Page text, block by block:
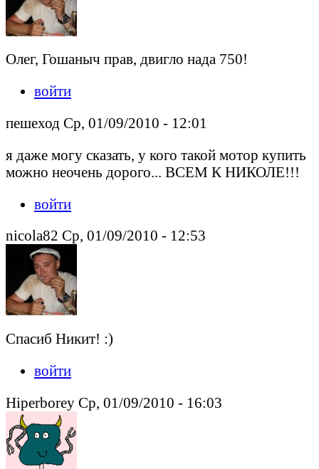
Олег, Гошаныч прав, двигло нада 750!
войти
пешеход Ср, 01/09/2010 - 12:01
я даже могу сказать, у кого такой мотор купить
можно неочень дорого... ВСЕМ К НИКОЛЕ!!!
войти
nicola82 Ср, 01/09/2010 - 12:53
Спасиб Никит! :)
войти
Hiperborey Ср, 01/09/2010 - 16:03